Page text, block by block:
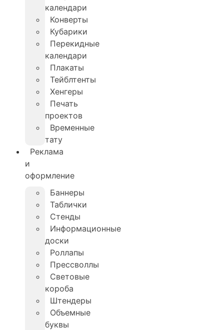
календари
Конверты
Кубарики
Перекидные
календари
Плакаты
Тейблтенты
Хенгеры
Печать
проектов
Временные
тату
Реклама
и
оформление
Баннеры
Таблички
Стенды
Информационные
доски
Роллапы
Прессволлы
Световые
короба
Штендеры
Объемные
буквы